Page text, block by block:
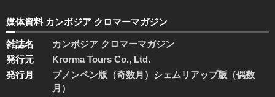
媒体資料 カンボジア クロマーマガジン
雑誌名
カンボジア クロマーマガジン
発行元
Krorma Tours Co., Ltd.
発行月
プノンペン版（奇数月）シェムリアップ版（偶数
月）